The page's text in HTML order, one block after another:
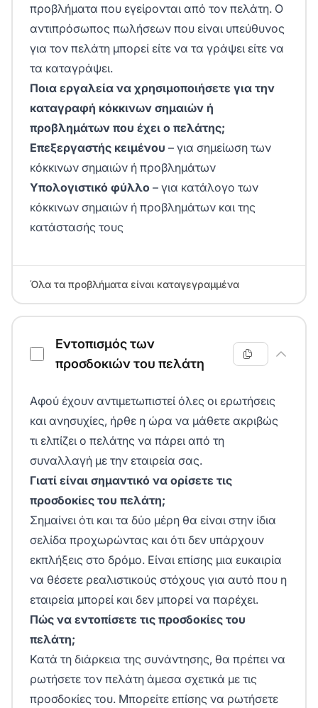
προβλήματα που εγείρονται από τον πελάτη. Ο
αντιπρόσωπος πωλήσεων που είναι υπεύθυνος
για τον πελάτη μπορεί είτε να τα γράψει είτε να
τα καταγράψει.
Ποια εργαλεία να χρησιμοποιήσετε για την
καταγραφή κόκκινων σημαιών ή
προβλημάτων που έχει ο πελάτης;
Επεξεργαστής κειμένου – για σημείωση των
κόκκινων σημαιών ή προβλημάτων
Υπολογιστικό φύλλο – για κατάλογο των
κόκκινων σημαιών ή προβλημάτων και της
κατάστασής τους
Όλα τα προβλήματα είναι καταγεγραμμένα
Εντοπισμός των
προσδοκιών του πελάτη
Αφού έχουν αντιμετωπιστεί όλες οι ερωτήσεις
και ανησυχίες, ήρθε η ώρα να μάθετε ακριβώς
τι ελπίζει ο πελάτης να πάρει από τη
συναλλαγή με την εταιρεία σας.
Γιατί είναι σημαντικό να ορίσετε τις
προσδοκίες του πελάτη;
Σημαίνει ότι και τα δύο μέρη θα είναι στην ίδια
σελίδα προχωρώντας και ότι δεν υπάρχουν
εκπλήξεις στο δρόμο. Είναι επίσης μια ευκαιρία
να θέσετε ρεαλιστικούς στόχους για αυτό που η
εταιρεία μπορεί και δεν μπορεί να παρέχει.
Πώς να εντοπίσετε τις προσδοκίες του
πελάτη;
Κατά τη διάρκεια της συνάντησης, θα πρέπει να
ρωτήσετε τον πελάτη άμεσα σχετικά με τις
προσδοκίες του. Μπορείτε επίσης να ρωτήσετε